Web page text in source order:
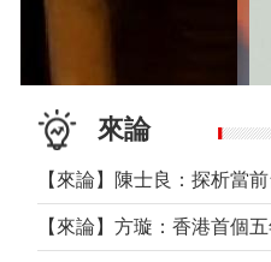
來論